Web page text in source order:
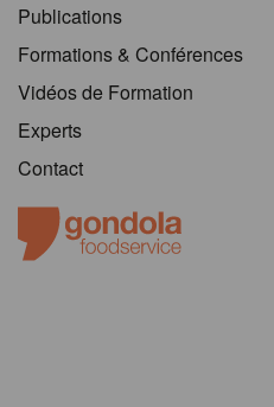
Publications
Formations & Conférences
Vidéos de Formation
Experts
Contact